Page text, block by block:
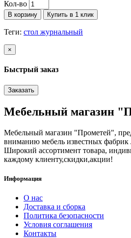
Кол-во
В корзину Купить в 1 клик
Теги: стол журнальный
×
Быстрый заказ
Заказать
Мебельный магазин
Мебельный магазин "Прометей",
вниманию мебель известных
Широкий ассортимент товара,
каждому клиенту,скидки,акции!
Информация
О нас
Доставка и сборка
Политика безопасности
Условия соглашения
Контакты